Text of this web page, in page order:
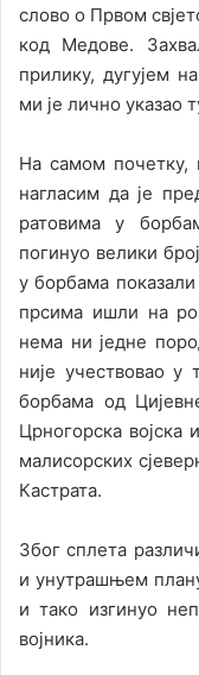
слово о Првом
код Медове.
прилику, дугујем
ми је лично указао
На самом почетку,
нагласим да је
ратовима у
погинуо велики
у борбама
прсима ишли на
нема ни једне
није учествовао
борбама од
Црногорска војска
малисорских
Кастрата.
Због сплета
и унутрашњем
и тако изгинуо
војника.